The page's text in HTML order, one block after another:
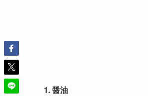
1. 醤油